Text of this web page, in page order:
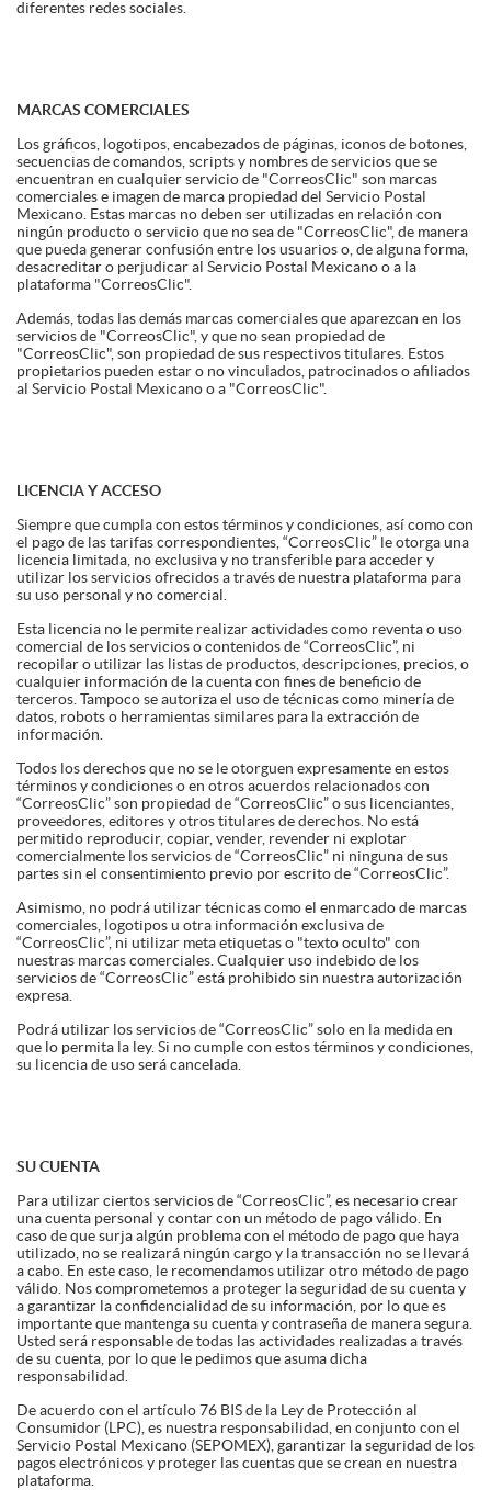
diferentes redes sociales.
MARCAS COMERCIALES
Los gráficos, logotipos, encabezados de páginas, iconos de botones,
secuencias de comandos, scripts y nombres de servicios que se
encuentran en cualquier servicio de "CorreosClic" son marcas
comerciales e imagen de marca propiedad del Servicio Postal
Mexicano. Estas marcas no deben ser utilizadas en relación con
ningún producto o servicio que no sea de "CorreosClic", de manera
que pueda generar confusión entre los usuarios o, de alguna forma,
desacreditar o perjudicar al Servicio Postal Mexicano o a la
plataforma "CorreosClic".
Además, todas las demás marcas comerciales que aparezcan en los
servicios de "CorreosClic", y que no sean propiedad de
"CorreosClic", son propiedad de sus respectivos titulares. Estos
propietarios pueden estar o no vinculados, patrocinados o afiliados
al Servicio Postal Mexicano o a "CorreosClic".
LICENCIA Y ACCESO
Siempre que cumpla con estos términos y condiciones, así como con
el pago de las tarifas correspondientes, “CorreosClic” le otorga una
licencia limitada, no exclusiva y no transferible para acceder y
utilizar los servicios ofrecidos a través de nuestra plataforma para
su uso personal y no comercial.
Esta licencia no le permite realizar actividades como reventa o uso
comercial de los servicios o contenidos de “CorreosClic”, ni
recopilar o utilizar las listas de productos, descripciones, precios, o
cualquier información de la cuenta con fines de beneficio de
terceros. Tampoco se autoriza el uso de técnicas como minería de
datos, robots o herramientas similares para la extracción de
información.
Todos los derechos que no se le otorguen expresamente en estos
términos y condiciones o en otros acuerdos relacionados con
“CorreosClic” son propiedad de “CorreosClic” o sus licenciantes,
proveedores, editores y otros titulares de derechos. No está
permitido reproducir, copiar, vender, revender ni explotar
comercialmente los servicios de “CorreosClic” ni ninguna de sus
partes sin el consentimiento previo por escrito de “CorreosClic”.
Asimismo, no podrá utilizar técnicas como el enmarcado de marcas
comerciales, logotipos u otra información exclusiva de
“CorreosClic”, ni utilizar meta etiquetas o "texto oculto" con
nuestras marcas comerciales. Cualquier uso indebido de los
servicios de “CorreosClic” está prohibido sin nuestra autorización
expresa.
Podrá utilizar los servicios de “CorreosClic” solo en la medida en
que lo permita la ley. Si no cumple con estos términos y condiciones,
su licencia de uso será cancelada.
SU CUENTA
Para utilizar ciertos servicios de “CorreosClic”, es necesario crear
una cuenta personal y contar con un método de pago válido. En
caso de que surja algún problema con el método de pago que haya
utilizado, no se realizará ningún cargo y la transacción no se llevará
a cabo. En este caso, le recomendamos utilizar otro método de pago
válido. Nos comprometemos a proteger la seguridad de su cuenta y
a garantizar la confidencialidad de su información, por lo que es
importante que mantenga su cuenta y contraseña de manera segura.
Usted será responsable de todas las actividades realizadas a través
de su cuenta, por lo que le pedimos que asuma dicha
responsabilidad.
De acuerdo con el artículo 76 BIS de la Ley de Protección al
Consumidor (LPC), es nuestra responsabilidad, en conjunto con el
Servicio Postal Mexicano (SEPOMEX), garantizar la seguridad de los
pagos electrónicos y proteger las cuentas que se crean en nuestra
plataforma.